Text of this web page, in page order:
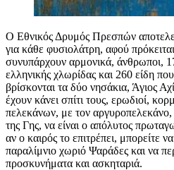
Ο Εθνικός Δρυμός Πρεσπών
για κάθε φυσιολάτρη, αφού
συνυπάρχουν αρμονικά, άνθρωποι,
ελληνικής χλωρίδας και 260 είδη
βρίσκονται τα δύο νησάκια, Άγιος
έχουν κάνει σπίτι τους, ερωδιοί,
πελεκάνων, με τον
της Γης, να είναι ο απόλυτος
αν ο καιρός το επιτρέπει, μπορείτε
παραλίμνιο χωριό Ψαράδες και να
προσκυνήματα και ασκηταριά.